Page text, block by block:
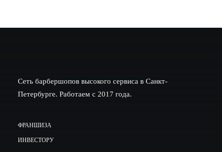
Сеть барбершопов высокого сервиса в Санкт-
Петербурге. Работаем с 2017 года.
ФРАНШИЗА
ИНВЕСТОРУ